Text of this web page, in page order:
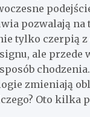
pozwalają na
tylko czerpią z
ale przede
zmieniają
Oto kilka